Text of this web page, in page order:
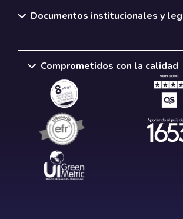
Documentos institucionales y
Comprometidos con la calidad